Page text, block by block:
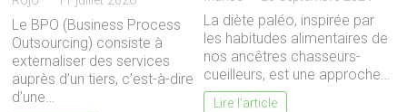
Le BPO (Business Process
Outsourcing) consiste à
externaliser des services
auprès d’un tiers, c’est-à-dire
d’une…
La diète paléo, inspirée par
les habitudes alimentaires de
nos ancêtres chasseurs-
cueilleurs, est une approche…
Lire l'article